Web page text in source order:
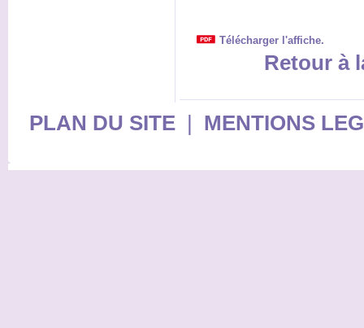
Télécharger l'affiche.
Retour à
PLAN DU SITE| MENTIONS